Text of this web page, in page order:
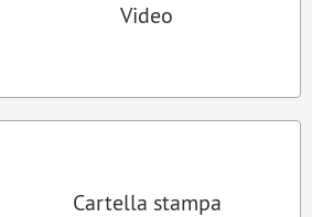
Video
Cartella stampa